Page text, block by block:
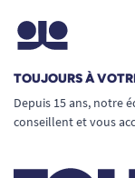
TOUJOURS À
Depuis 15 ans, notre
conseillent et vous